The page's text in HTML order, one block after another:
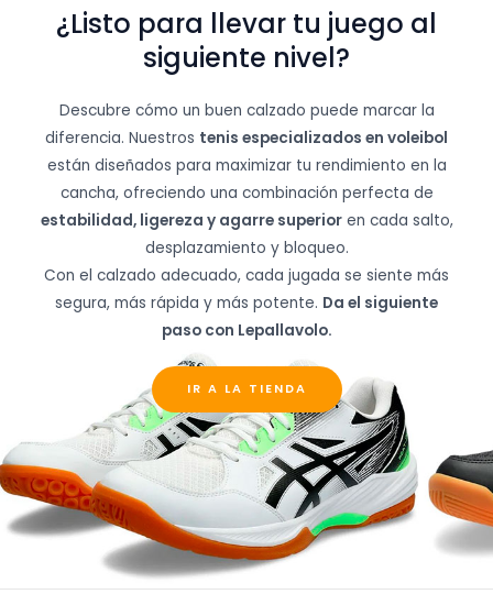
¿Listo para llevar tu juego al
siguiente nivel?
Descubre cómo un buen calzado puede marcar la
diferencia. Nuestros tenis especializados en voleibol
están diseñados para maximizar tu rendimiento en la
cancha, ofreciendo una combinación perfecta de
estabilidad, ligereza y agarre superioren cada salto,
desplazamiento y bloqueo.
Con el calzado adecuado, cada jugada se siente más
segura, más rápida y más potente. Da el siguiente
paso con Lepallavolo.
IR A LA TIENDA